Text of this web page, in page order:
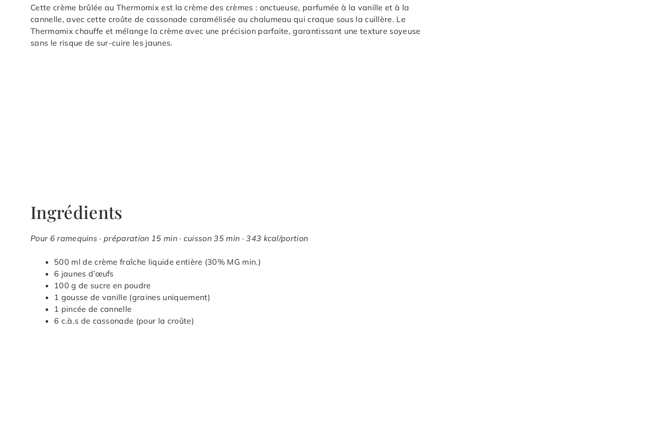
Cette crème brûlée au Thermomix est la crème des crèmes : onctueuse, parfumée à la vanille et à la
cannelle, avec cette croûte de cassonade caramélisée au chalumeau qui craque sous la cuillère. Le
Thermomix chauffe et mélange la crème avec une précision parfaite, garantissant une texture soyeuse
sans le risque de sur-cuire les jaunes.
Ingrédients
Pour 6 ramequins · préparation 15 min · cuisson 35 min · 343 kcal/portion
500 ml de crème fraîche liquide entière (30% MG min.)
6 jaunes d’œufs
100 g de sucre en poudre
1 gousse de vanille (graines uniquement)
1 pincée de cannelle
6 c.à.s de cassonade (pour la croûte)